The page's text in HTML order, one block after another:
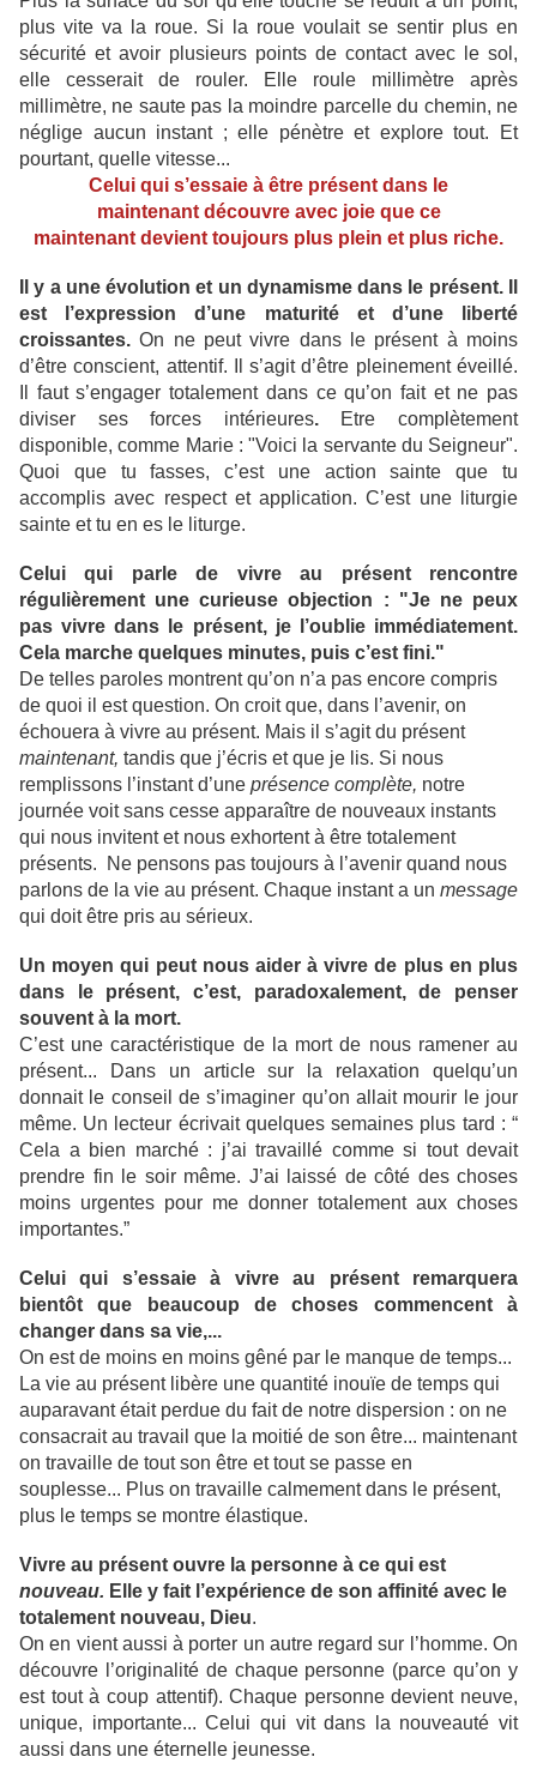
plus vite va la roue. Si la roue voulait se sentir plus en
sécurité et avoir plusieurs points de contact avec le sol,
elle cesserait de rouler. Elle roule millimètre après
millimètre, ne saute pas la moindre parcelle du chemin, ne
néglige aucun instant ; elle pénètre et explore tout. Et
pourtant, quelle vitesse...
Celui qui s’essaie à être présent dans le
maintenant découvre avec joie que ce
maintenant devient toujours plus plein et plus riche.
Il y a une évolution et un dynamisme dans le présent. Il
est l’expression d’une maturité et d’une liberté
croissantes. On ne peut vivre dans le présent à moins
d’être conscient, attentif. Il s’agit d’être pleinement éveillé.
Il faut s’engager totalement dans ce qu’on fait et ne pas
diviser ses forces intérieures.Etre complètement
disponible, comme Marie : "Voici la servante du Seigneur".
Quoi que tu fasses, c’est une action sainte que tu
accomplis avec respect et application. C’est une liturgie
sainte et tu en es le liturge.
Celui qui parle de vivre au présent rencontre
régulièrement une curieuse objection : "Je ne peux
pas vivre dans le présent, je l’oublie immédiatement.
Cela marche quelques minutes, puis c’est fini."
De telles paroles montrent qu’on n’a pas encore compris
de quoi il est question. On croit que, dans l’avenir, on
échouera à vivre au présent. Mais il s’agitdu présent
maintenant, tandis que j’écris et que je lis. Si nous
remplissons l’instant d’une présence complète, notre
journée voit sans cesse apparaître de nouveaux instants
qui nous invitent et nous exhortent à être totalement
présents. Ne pensons pas toujours à l’avenir quand nous
parlons de la vie au présent. Chaque instant a un message
qui doit être pris au sérieux.
Un moyen qui peut nous aider à vivre de plus en plus
dans le présent, c’est, paradoxalement, de penser
souvent à la mort.
C’est une caractéristique de la mort de nous ramener au
présent... Dans un article sur la relaxation quelqu’un
donnait le conseil de s’imaginer qu’on allait mourir le jour
même. Un lecteur écrivait quelques semaines plus tard : “
Cela a bien marché : j’ai travaillé comme si tout devait
prendre fin le soir même. J’ai laissé de côté des choses
moins urgentes pour me donner totalement aux choses
importantes.”
Celui qui s’essaie à vivre au présent remarquera
bientôt que beaucoup de choses commencent à
changer dans sa vie,...
On est de moins en moins gêné par le manque de temps...
La vie au présent libère une quantité inouïe de temps qui
auparavant était perdue du fait de notre dispersion : on ne
consacrait au travail que la moitié de son être... maintenant
on travaille de tout son être et tout se passe en
souplesse... Plus on travaille calmement dans le présent,
plus le temps se montre élastique.
Vivre au présent ouvre la personne à ce qui est
nouveau. Elle y fait l’expérience de son affinité avec le
totalement nouveau, Dieu.
On en vient aussi à porter un autre regard sur l’homme. On
découvre l’originalité de chaque personne (parce qu’on y
est tout à coup attentif). Chaque personne devient neuve,
unique, importante... Celui qui vit dans la nouveauté vit
aussi dans une éternelle jeunesse.